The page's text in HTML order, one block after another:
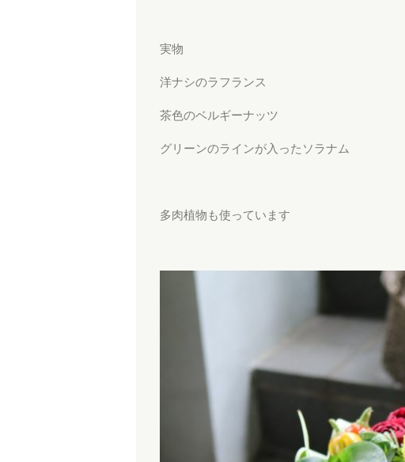
実物
洋ナシのラフランス
茶色のベルギーナッツ
グリーンのラインが入ったソラナム
多肉植物も使っています